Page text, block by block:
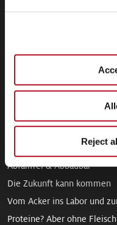
Reject
Vom Dienstleister zum
Facetten der Nachhaltigkeit
Grundstein für eine
So ganzheitlich wie möglich
Zukunftsblick mit hohem
Weniger CO₂ bei gleicher
Abfallfrei & Abbaubar
Die Zukunft kann kommen
Vom Acker ins Labor und
Proteine? Aber ohne